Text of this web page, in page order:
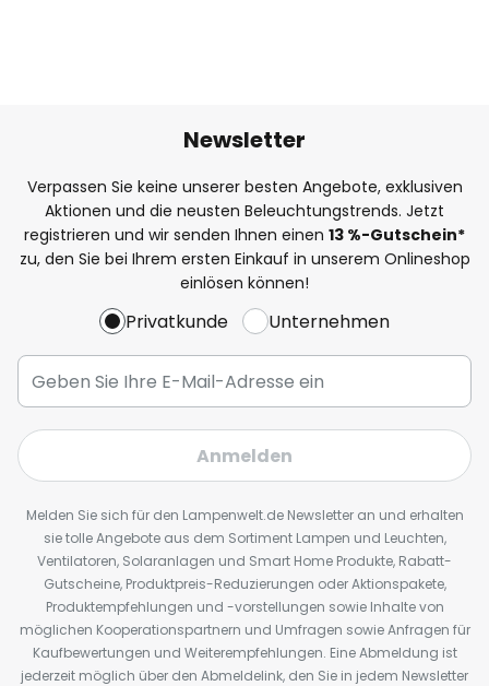
Newsletter
Verpassen Sie keine unserer besten Angebote, exklusiven
Aktionen und die neusten Beleuchtungstrends. Jetzt
registrieren und wir senden Ihnen einen 13 %-Gutschein*
zu, den Sie bei Ihrem ersten Einkauf in unserem Onlineshop
einlösen können!
Privatkunde Unternehmen
Anmelden
Melden Sie sich für den Lampenwelt.de Newsletter an und erhalten
sie tolle Angebote aus dem Sortiment Lampen und Leuchten,
Ventilatoren, Solaranlagen und Smart Home Produkte, Rabatt-
Gutscheine, Produktpreis-Reduzierungen oder Aktionspakete,
Produktempfehlungen und -vorstellungen sowie Inhalte von
möglichen Kooperationspartnern und Umfragen sowie Anfragen für
Kaufbewertungen und Weiterempfehlungen. Eine Abmeldung ist
jederzeit möglich über den Abmeldelink, den Sie in jedem Newsletter